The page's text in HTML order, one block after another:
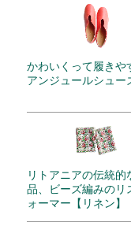
かわいくって履きや
アンジュールシュー
リトアニアの伝統的
品、ビーズ編みのリ
ォーマー【リネン】